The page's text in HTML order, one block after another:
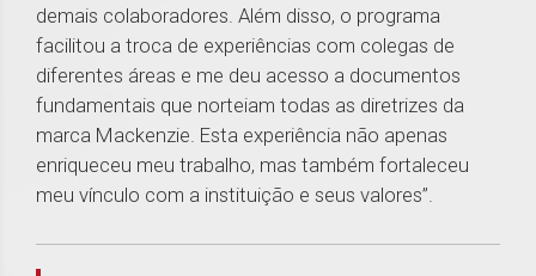
demais colaboradores. Além disso, o programa
facilitou a troca de experiências com colegas de
diferentes áreas e me deu acesso a documentos
fundamentais que norteiam todas as diretrizes da
marca Mackenzie. Esta experiência não apenas
enriqueceu meu trabalho, mas também fortaleceu
meu vínculo com a instituição e seus valores”.
1